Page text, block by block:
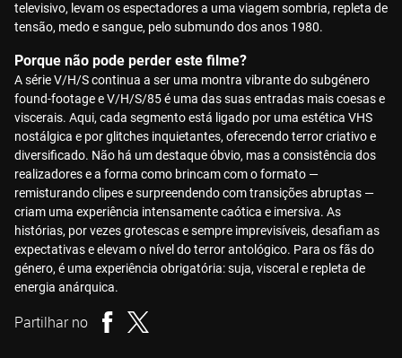
televisivo, levam os espectadores a uma viagem sombria, repleta de
tensão, medo e sangue, pelo submundo dos anos 1980.
Porque não pode perder este filme?
A série V/H/S continua a ser uma montra vibrante do subgénero
found-footage e V/H/S/85 é uma das suas entradas mais coesas e
viscerais. Aqui, cada segmento está ligado por uma estética VHS
nostálgica e por glitches inquietantes, oferecendo terror criativo e
diversificado. Não há um destaque óbvio, mas a consistência dos
realizadores e a forma como brincam com o formato —
remisturando clipes e surpreendendo com transições abruptas —
criam uma experiência intensamente caótica e imersiva. As
histórias, por vezes grotescas e sempre imprevisíveis, desafiam as
expectativas e elevam o nível do terror antológico. Para os fãs do
género, é uma experiência obrigatória: suja, visceral e repleta de
energia anárquica.
Partilhar no